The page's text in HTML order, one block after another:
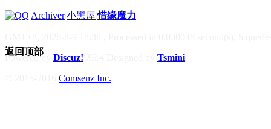
Archiver|小黑屋|惜缘魔力
Powered by Discuz!
Tsmini
Comsenz Inc.
返回顶部